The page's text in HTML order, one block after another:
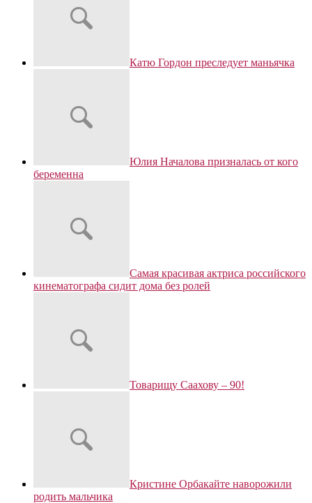
Катю Гордон преследует маньячка
Юлия Началова призналась от кого
беременна
Самая красивая актриса российского
кинематографа сидит дома без ролей
Товарищу Саахову – 90!
Кристине Орбакайте наворожили
родить мальчика